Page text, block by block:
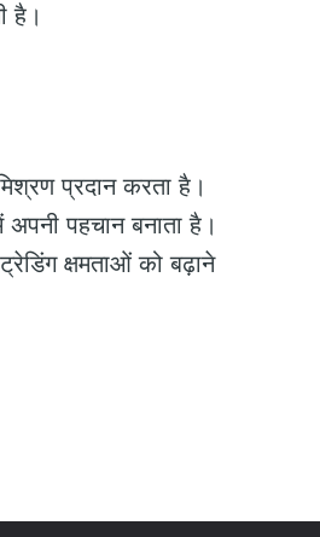
है।
प्रदान करता है।
पहचान बनाता है।
क्षमताओं को बढ़ाने